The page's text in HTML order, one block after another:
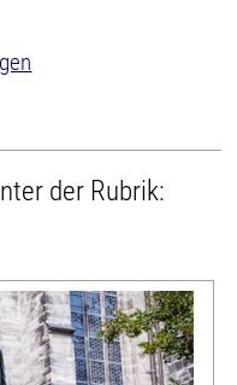
der Rubrik: